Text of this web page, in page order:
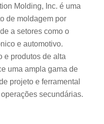
Molding, Inc. é uma
de moldagem por
a setores como o
e automotivo.
e produtos de alta
uma ampla gama de
projeto e ferramental
secundárias.